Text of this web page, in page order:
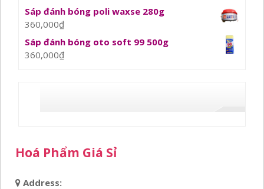
Sáp đánh bóng poli waxse 280g
360,000₫
Sáp đánh bóng oto soft 99 500g
360,000₫
Hoá Phẩm Giá Sỉ
Address: